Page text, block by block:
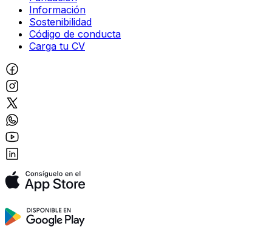
Información
Sostenibilidad
Código de conducta
Carga tu CV